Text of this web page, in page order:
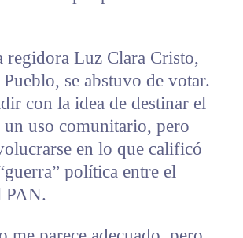
regidora Luz Clara Cristo,
se abstuvo de votar.
con la idea de destinar el
un uso comunitario, pero
en lo que calificó
política entre el
PAN.